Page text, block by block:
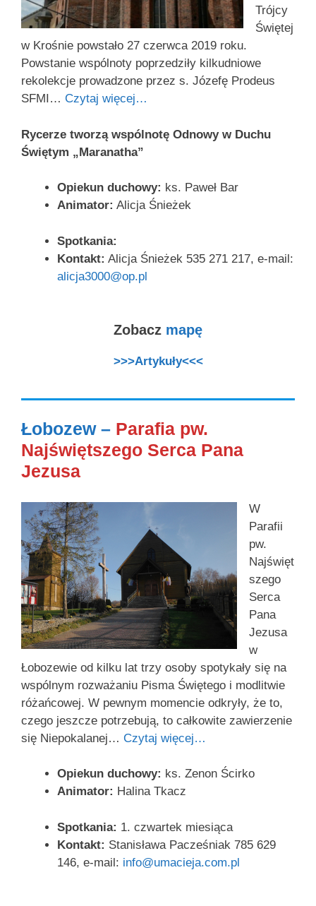
Trójcy
Świętej
w Krośnie powstało 27 czerwca 2019 roku.
Powstanie wspólnoty poprzedziły kilkudniowe
rekolekcje prowadzone przez s. Józefę Prodeus
SFMI… Czytaj więcej…
Rycerze tworzą wspólnotę Odnowy w Duchu
Świętym „Maranatha”
Opiekun duchowy: ks. Paweł Bar
Animator: Alicja Śnieżek
Spotkania:
Kontakt: Alicja Śnieżek 535 271 217, e-mail:
alicja3000@op.pl
Zobacz mapę
>>>Artykuły<<<
Łobozew – Parafia pw.
Najświętszego Serca Pana
Jezusa
W
Parafii
pw.
Najświęt
szego
Serca
Pana
Jezusa
w
Łobozewie od kilku lat trzy osoby spotykały się na
wspólnym rozważaniu Pisma Świętego i modlitwie
różańcowej. W pewnym momencie odkryły, że to,
czego jeszcze potrzebują, to całkowite zawierzenie
się Niepokalanej… Czytaj więcej…
Opiekun duchowy: ks. Zenon Ścirko
Animator: Halina Tkacz
Spotkania: 1. czwartek miesiąca
Kontakt: Stanisława Pacześniak 785 629
146, e-mail: info@umacieja.com.pl